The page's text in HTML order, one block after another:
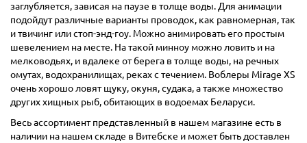
заглубляется, зависая на паузе в толще воды. Для анимации
подойдут различные варианты проводок, как равномерная, так
и твичинг или стоп-энд-гоу. Можно анимировать его простым
шевелением на месте. На такой минноу можно ловить и на
мелководьях, и вдалеке от берега в толще воды, на речных
омутах, водохранилищах, реках с течением. Воблеры Mirage XS
очень хорошо ловят щуку, окуня, судака, а также множество
других хищных рыб, обитающих в водоемах Беларуси.
Весь ассортимент представленный в нашем магазине есть в
наличии на нашем складе в Витебске и может быть доставлен